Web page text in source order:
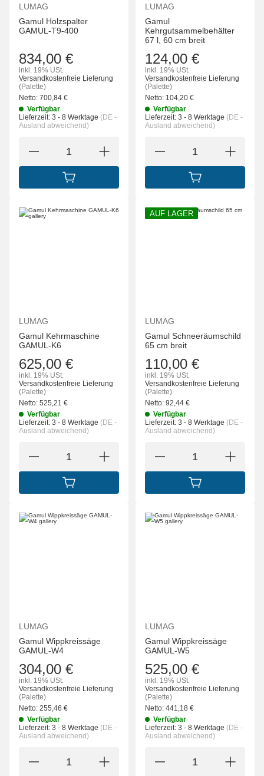
LUMAG
Gamul Holzspalter
GAMUL-T9-400
834,00 €
inkl. 19% USt.
Versandkostenfreie Lieferung
(Palette)
Netto: 700,84 €
Verfügbar
Lieferzeit: 3 - 8 Werktage (DE -
Ausland abweichend)
IN DEN WARENKORB
LUMAG
Gamul
Kehrgutsammelbehälter
67 l, 60 cm breit
124,00 €
inkl. 19% USt.
Versandkostenfreie Lieferung
(Palette)
Netto: 104,20 €
Verfügbar
Lieferzeit: 3 - 8 Werktage (DE -
Ausland abweichend)
IN DEN
LUMAG
Gamul Kehrmaschine
GAMUL-K6
625,00 €
inkl. 19% USt.
Versandkostenfreie Lieferung
(Palette)
Netto: 525,21 €
Verfügbar
Lieferzeit: 3 - 8 Werktage (DE -
Ausland abweichend)
IN DEN WARENKORB
AUF LAGER
LUMAG
Gamul Schneeräumschild
65 cm breit
110,00 €
inkl. 19% USt.
Versandkostenfreie Lieferung
(Palette)
Netto: 92,44 €
Verfügbar
Lieferzeit: 3 - 8 Werktage (DE -
Ausland abweichend)
IN DEN
LUMAG
Gamul Wippkreissäge
GAMUL-W4
304,00 €
inkl. 19% USt.
Versandkostenfreie Lieferung
(Palette)
Netto: 255,46 €
Verfügbar
Lieferzeit: 3 - 8 Werktage (DE -
Ausland abweichend)
LUMAG
Gamul Wippkreissäge
GAMUL-W5
525,00 €
inkl. 19% USt.
Versandkostenfreie Lieferung
(Palette)
Netto: 441,18 €
Verfügbar
Lieferzeit: 3 - 8 Werktage (DE -
Ausland abweichend)